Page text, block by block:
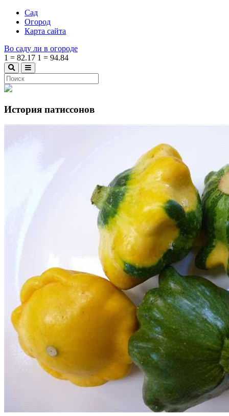
Сад
Огород
Карта сайта
Во саду ли в огороде
1 = 82.17 1 = 94.84
История патиссонов